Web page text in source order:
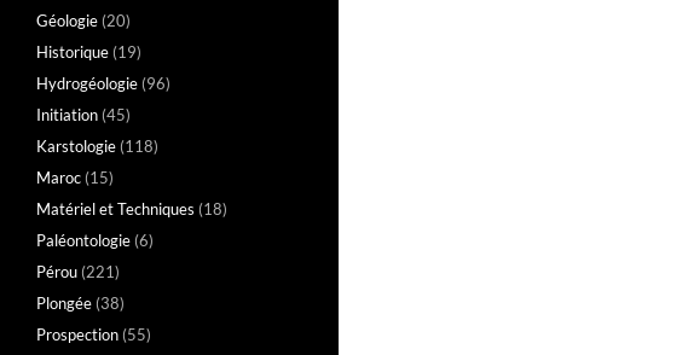
Géologie (20)
Historique (19)
Hydrogéologie (96)
Initiation (45)
Karstologie (118)
Maroc (15)
Matériel et Techniques (18)
Paléontologie (6)
Pérou (221)
Plongée (38)
Prospection (55)